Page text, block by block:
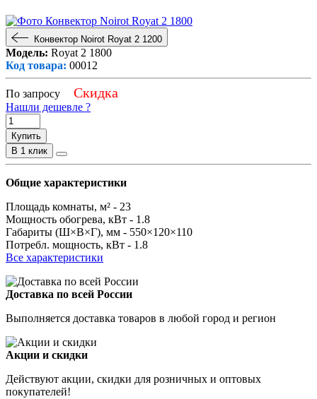
Конвектор Noirot Royat 2 1200
Модель: Royat 2 1800
Код товара: 00012
По запросу Скидка
Нашли дешевле ?
Купить
В 1 клик
Общие характеристики
Площадь комнаты, м² - 23
Мощность обогрева, кВт - 1.8
Габариты (Ш×В×Г), мм - 550×120×110
Потребл. мощность, кВт - 1.8
Все характеристики
Доставка по всей России
Выполняется доставка товаров в любой город и регион
Акции и скидки
Действуют акции, скидки для розничных и оптовых
покупателей!